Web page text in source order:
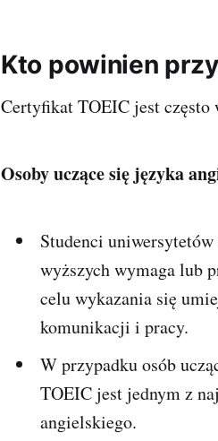
Kto powinien
Certyfikat TOEIC jest często
Osoby uczące się języka
Studenci
wyższych wymaga lub
celu wykazania się
komunikacji i pracy.
W przypadku osób
TOEIC jest jednym z
angielskiego.